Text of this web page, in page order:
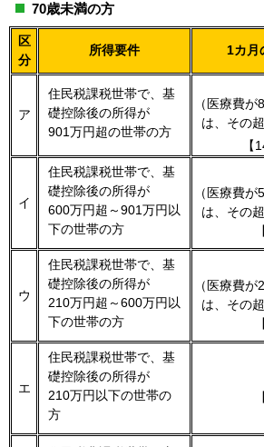
70歳未満の方
区
分
所得要件 1カ月
ア
住民税課税世帯で、基
礎控除後の所得が
901万円超の世帯の方
（医療費
は、その
【
イ
住民税課税世帯で、基
礎控除後の所得が
600万円超～901万円以
下の世帯の方
（医療費
は、その
ウ
住民税課税世帯で、基
礎控除後の所得が
210万円超～600万円以
下の世帯の方
（医療費
は、その
エ
住民税課税世帯で、基
礎控除後の所得が
210万円以下の世帯の
方